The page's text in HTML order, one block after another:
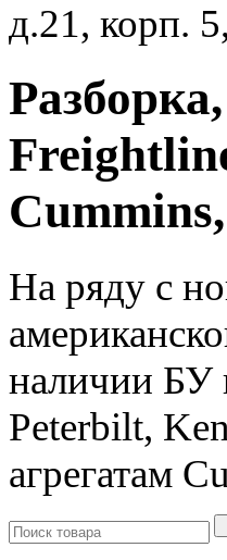
д.21, корп.
На ряду с
наличии БУ
Peterbilt,
агрегатам